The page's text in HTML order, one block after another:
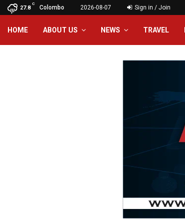
27.8
C
Colombo 2026-08-07 Sign in / Join
HOME ABOUT US NEWS TRAVEL